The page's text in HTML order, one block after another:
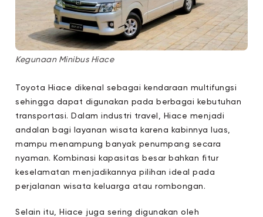
Kegunaan Minibus Hiace
Toyota Hiace dikenal sebagai kendaraan multifungsi
sehingga dapat digunakan pada berbagai kebutuhan
transportasi. Dalam industri travel, Hiace menjadi
andalan bagi layanan wisata karena kabinnya luas,
mampu menampung banyak penumpang secara
nyaman. Kombinasi kapasitas besar bahkan fitur
keselamatan menjadikannya pilihan ideal pada
perjalanan wisata keluarga atau rombongan.
Selain itu, Hiace juga sering digunakan oleh